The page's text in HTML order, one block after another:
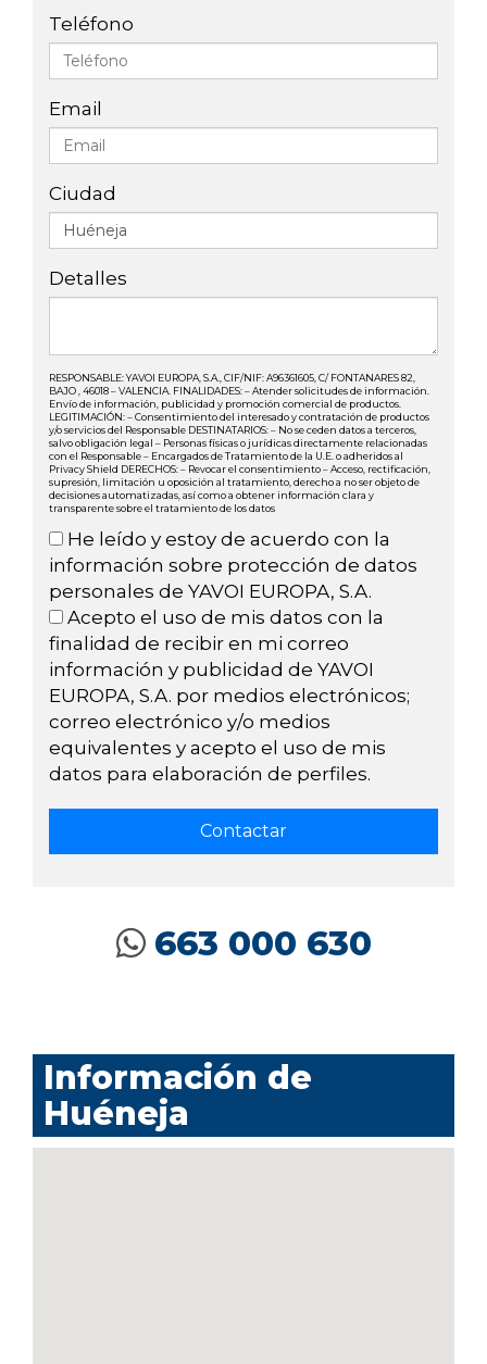
Teléfono
Email
Ciudad
Detalles
RESPONSABLE: YAVOI EUROPA, S.A., CIF/NIF: A96361605, C/ FONTANARES 82,
BAJO , 46018 – VALENCIA. FINALIDADES: – Atender solicitudes de información.
Envío de información, publicidad y promoción comercial de productos.
LEGITIMACIÓN: – Consentimiento del interesado y contratación de productos
y/o servicios del Responsable DESTINATARIOS: – No se ceden datos a terceros,
salvo obligación legal – Personas físicas o jurídicas directamente relacionadas
con el Responsable – Encargados de Tratamiento de la U.E. o adheridos al
Privacy Shield DERECHOS: – Revocar el consentimiento – Acceso, rectificación,
supresión, limitación u oposición al tratamiento, derecho a no ser objeto de
decisiones automatizadas, así como a obtener información clara y
transparente sobre el tratamiento de los datos
He leído y estoy de acuerdo con la
información sobre protección de datos
personales de YAVOI EUROPA, S.A.
Acepto el uso de mis datos con la
finalidad de recibir en mi correo
información y publicidad de YAVOI
EUROPA, S.A. por medios electrónicos;
correo electrónico y/o medios
equivalentes y acepto el uso de mis
datos para elaboración de perfiles.
663 000 630
Información de
Huéneja